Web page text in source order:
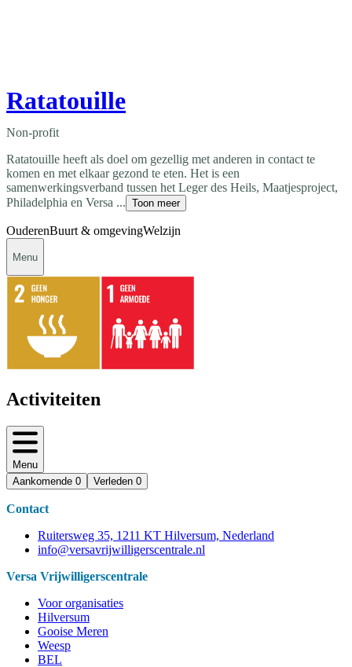
Ratatouille
Non-profit
Ratatouille heeft als doel om gezellig met anderen in contact te
komen en met elkaar gezond te eten. Het is een
samenwerkingsverband tussen het Leger des Heils, Maatjesproject,
Philadelphia en Versa ... Toon meer
OuderenBuurt & omgevingWelzijn
Menu
Activiteiten
Menu
Aankomende 0 Verleden 0
Contact
Ruitersweg 35, 1211 KT Hilversum, Nederland
info@versavrijwilligerscentrale.nl
Versa Vrijwilligerscentrale
Voor organisaties
Hilversum
Gooise Meren
Weesp
BEL